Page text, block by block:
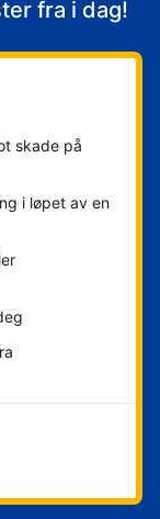
fra i dag!
skade på
i løpet av en